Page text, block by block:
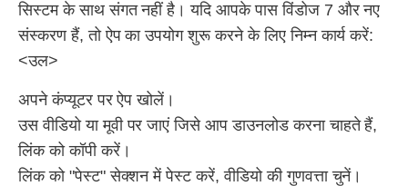
सिस्टम के साथ संगत नहीं है। यदि आपके पास विंडोज 7 और नए
संस्करण हैं, तो ऐप का उपयोग शुरू करने के लिए निम्न कार्य करें:
<उल>
अपने कंप्यूटर पर ऐप खोलें।
उस वीडियो या मूवी पर जाएं जिसे आप डाउनलोड करना चाहते हैं,
लिंक को कॉपी करें।
लिंक को "पेस्ट" सेक्शन में पेस्ट करें, वीडियो की गुणवत्ता चुनें।